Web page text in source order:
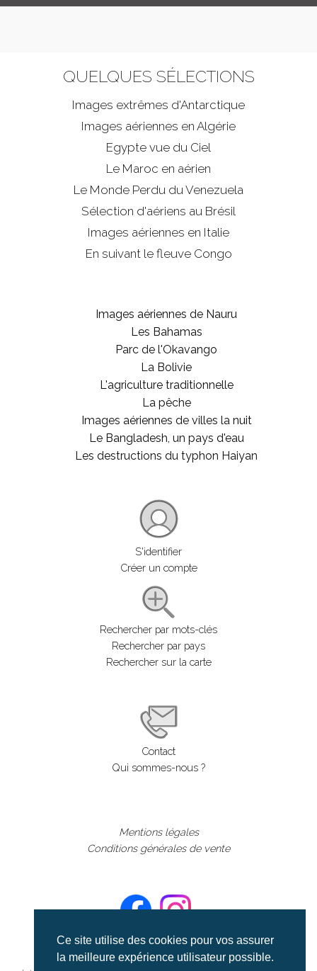
Ce site utilise des cookies pour vos assurer
la meilleure expérience utilisateur possible.
QUELQUES SÉLECTIONS
Images extrêmes d'Antarctique
Images aériennes en Algérie
Egypte vue du Ciel
Le Maroc en aérien
Le Monde Perdu du Venezuela
Sélection d'aériens au Brésil
Images aériennes en Italie
En suivant le fleuve Congo
Images aériennes de Nauru
Les Bahamas
Parc de l'Okavango
La Bolivie
L'agriculture traditionnelle
La pêche
Images aériennes de villes la nuit
Le Bangladesh, un pays d'eau
Les destructions du typhon Haiyan
S'identifier
Créer un compte
Rechercher par mots-clés
Rechercher par pays
Rechercher sur la carte
Contact
Qui sommes-nous ?
Mentions légales
Conditions générales de vente
©aerialcollection marque déposée 2024